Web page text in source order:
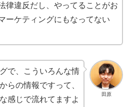
律違反だし、やってることがお
ーケティングにもなってない
田原
で、こういろんな情
らの情報ですって、
感じで流れてますよ